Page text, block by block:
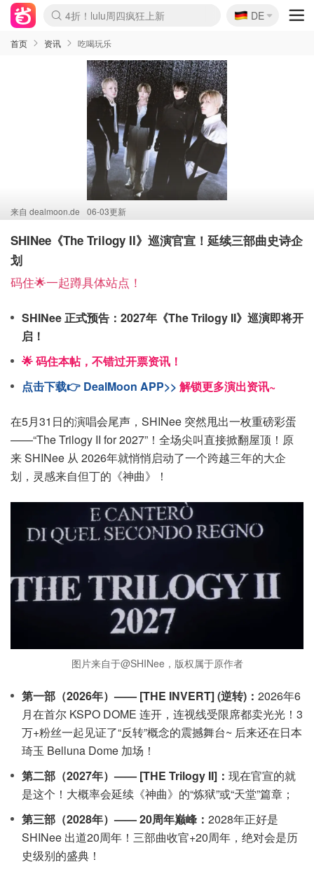
Boticinal 夏促开抢！
4折！lulu周四疯狂上新
还没结束！&OtherStories大促
Joybuy变相75折 随时失效
速领！Stanley独家85折
疑似霸哥！Camper额外叠85折
Zalando 奥莱闪促！每日更新
Moncler反季囤！5折起+叠9折
Coach Brooklyn仅€192
🇩🇪
DE
首页 资讯 吃喝玩乐
来自 dealmoon.de 06-03更新
SHINee《The Trilogy II》巡演官宣！延续三部曲史诗企
划
码住🌟一起蹲具体站点！
SHINee 正式预告：2027年《The Trilogy II》巡演即将开
启！
🌟 码住本帖，不错过开票资讯！
点击下载👉 DealMoon APP>> 解锁更多演出资讯~
在5月31日的演唱会尾声，SHINee 突然甩出一枚重磅彩蛋
——“The Trilogy II for 2027”！全场尖叫直接掀翻屋顶！原
来 SHINee 从 2026年就悄悄启动了一个跨越三年的大企
划，灵感来自但丁的《神曲》！
图片来自于@SHINee，版权属于原作者
第一部（2026年）—— [THE INVERT] (逆转)： 2026年6
月在首尔 KSPO DOME 连开，连视线受限席都卖光光！3
万+粉丝一起见证了“反转”概念的震撼舞台~ 后来还在日本
琦玉 Belluna Dome 加场！
第二部（2027年）—— [THE Trilogy II]： 现在官宣的就
是这个！大概率会延续《神曲》的“炼狱”或“天堂”篇章；
第三部（2028年）—— 20周年巅峰： 2028年正好是
SHINee 出道20周年！三部曲收官+20周年，绝对会是历
史级别的盛典！